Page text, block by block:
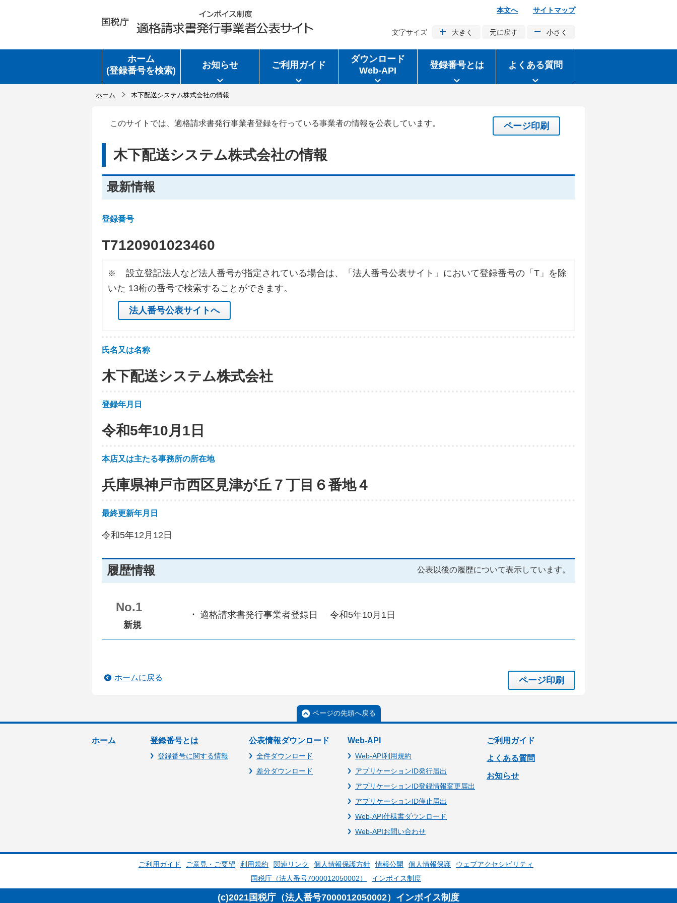
本文へ サイトマップ
文字サイズ 大きく 元に戻す 小さく
ホーム
(登録番号を検索)
お知らせ ご利用ガイド
ダウンロード
Web-API
登録番号とは よくある質問
ホーム 木下配送システム株式会社の情報
このサイトでは、適格請求書発行事業者登録を行っている事業者の情報を公表しています。 ページ印刷
木下配送システム株式会社の情報
最新情報
登録番号
T7120901023460
※
設立登記法人など法人番号が指定されている場合は、「法人番号公表サイト」において登録番号の「T」を除
いた 13桁の番号で検索することができます。
法人番号公表サイトへ
氏名又は名称
木下配送システム株式会社
登録年月日
令和5年10月1日
本店又は主たる事務所の所在地
兵庫県神戸市西区見津が丘７丁目６番地４
最終更新年月日
令和5年12月12日
履歴情報 公表以後の履歴について表示しています。
No.1
新規
適格請求書発行事業者登録日 令和5年10月1日
ページ印刷
ホームに戻る
ページの先頭へ戻る
ホーム 登録番号とは
登録番号に関する情報
公表情報ダウンロード
全件ダウンロード
差分ダウンロード
Web-API
Web-API利用規約
アプリケーションID発行届出
アプリケーションID登録情報変更届出
アプリケーションID停止届出
Web-API仕様書ダウンロード
Web-APIお問い合わせ
ご利用ガイド
よくある質問
お知らせ
ご利用ガイド ご意見・ご要望 利用規約 関連リンク 個人情報保護方針 情報公開 個人情報保護
ウェブアクセシビリティ
国税庁（法人番号7000012050002）
インボイス制度
(c)2021国税庁（法人番号7000012050002）インボイス制度